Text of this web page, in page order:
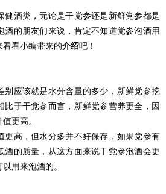
健酒类，无论是干党参还是新鲜党参都是
酒的朋友们来说，肯定不知道党参泡酒用
看看小编带来的介绍吧！
别应该就是水分含量的多少，新鲜党参挖
比于干党参而言，新鲜党参营养更全，因
更高。
更高，但水分多并不好保存，如果党参有
酒的质量，从这方面来说干党参泡酒会更
用来泡酒的。